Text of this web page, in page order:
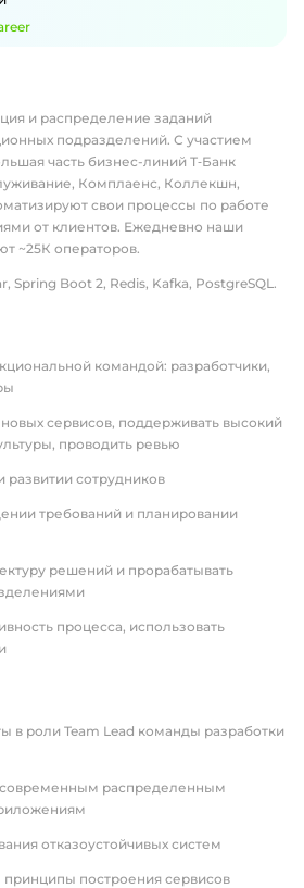
и распределение заданий
подразделений. С участием
часть бизнес-линий Т‑Банк
Комплаенс, Коллекшн,
свои процессы по работе
от клиентов. Ежедневно наши
~25К операторов.
Spring Boot 2, Redis, Kafka, PostgreSQL.
командой: разработчики,
сервисов, поддерживать высокий
проводить ревью
развитии сотрудников
требований и планировании
решений и прорабатывать
процесса, использовать
в роли Team Lead команды разработки
распределенным
отказоустойчивых систем
построения сервисов